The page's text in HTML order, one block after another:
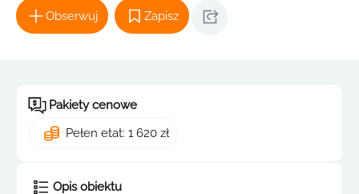
Obserwuj Zapisz
Pakiety cenowe
Pełen etat: 1 620 zł
Opis obiektu